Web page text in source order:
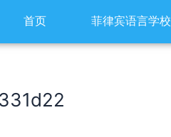
首页 菲律宾语言学校